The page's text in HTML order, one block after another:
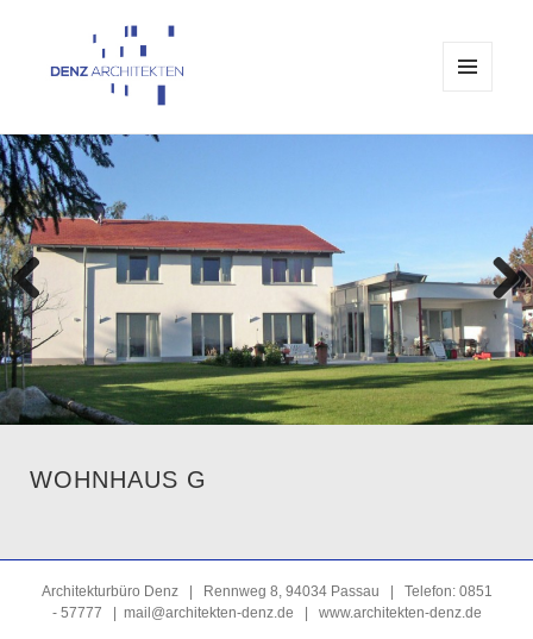
Architekturbüro Denz Passau
WIDGETS
Previo
us
Next
WOHNHAUS G
Architekturbüro Denz | Rennweg 8, 94034 Passau | Telefon: 0851
- 57777 | mail@architekten-denz.de www.architekten-denz.de